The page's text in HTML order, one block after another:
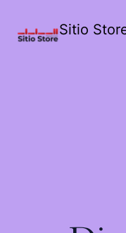
Sitio